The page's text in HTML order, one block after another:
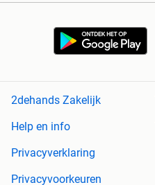
2dehands Zakelijk
Help en info
Privacyverklaring
Privacyvoorkeuren